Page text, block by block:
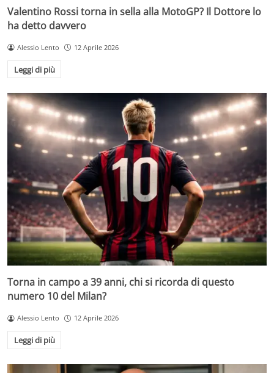
Valentino Rossi torna in sella alla MotoGP? Il Dottore lo
ha detto davvero
Alessio Lento 12 Aprile 2026
Leggi di più
Torna in campo a 39 anni, chi si ricorda di questo
numero 10 del Milan?
Alessio Lento 12 Aprile 2026
Leggi di più